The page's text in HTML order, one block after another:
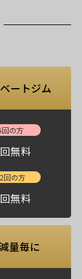
ートジム
回の方
回無料
回の方
回無料
量毎に